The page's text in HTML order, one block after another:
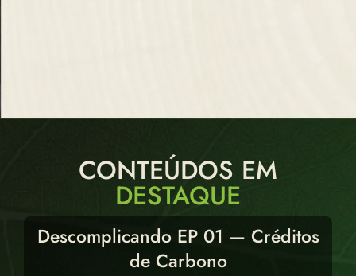
CONTEÚDOS EM
DESTAQUE
Descomplicando EP 01 — Créditos
de Carbono